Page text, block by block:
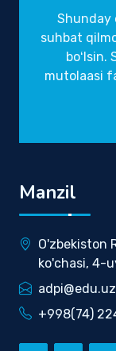
Shunday
suhbat
boʻlsin.
mutolaasi
Manzil
O'zbekiston
ko'chasi, 4-
adpi@edu.uz
+998(74)